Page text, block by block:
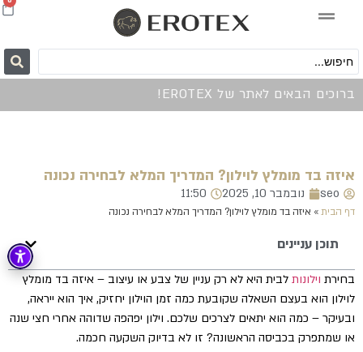
ברוכים הבאים לאתר של EROTEX!
איזה בד מומלץ לוילון? המדריך המלא לבחירה נכונה
seo נובמבר 10, 2025 11:50
דף הבית» איזה בד מומלץ לוילון? המדריך המלא לבחירה נכונה
תוכן עניינים
בחירת וילונות לבית היא לא רק עניין של צבע או עיצוב – איזה בד מומלץ
לוילון הוא בעצם השאלה שקובעת כמה זמן הוילון יחזיק, איך הוא ייראה,
ובעיקר – כמה הוא יתאים לצרכים שלכם. וילון יפהפה שדוהה אחרי חצי שנה
או שמתפרק בכביסה הראשונה? זו לא בדיוק השקעה חכמה.